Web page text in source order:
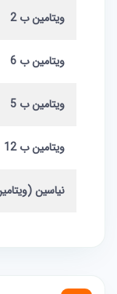
ویتامین ب 2
ویتامین ب 6
ویتامین ب 5
ویتامین ب 12
نیاسین